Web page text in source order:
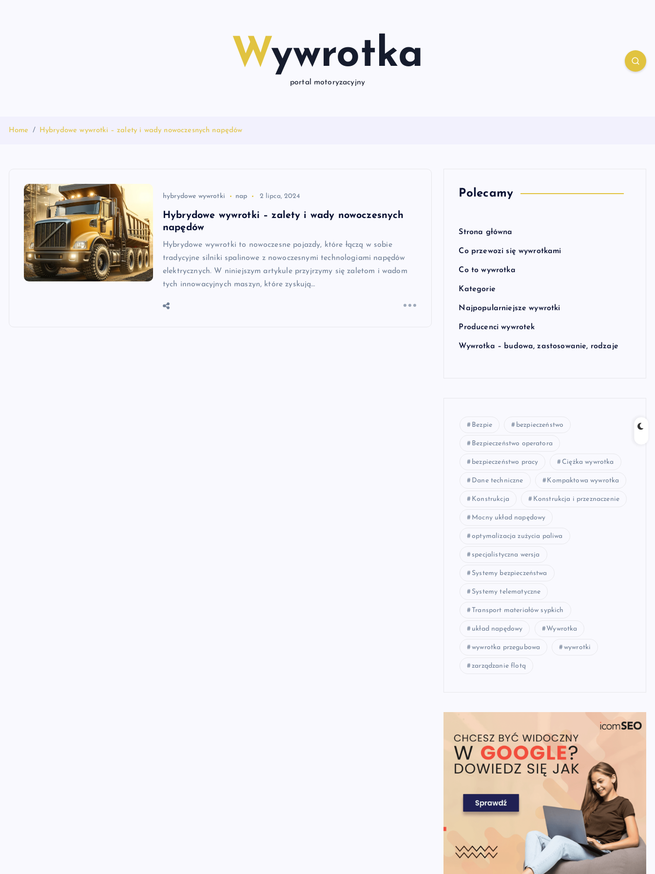
Wywrotka
portal motoryzacyjny
Home Hybrydowe wywrotki – zalety i wady nowoczesnych napędów
hybrydowe wywrotki nap 2 lipca, 2024
Hybrydowe wywrotki – zalety i wady nowoczesnych
napędów
Hybrydowe wywrotki to nowoczesne pojazdy, które łączą w sobie
tradycyjne silniki spalinowe z nowoczesnymi technologiami napędów
elektrycznych. W niniejszym artykule przyjrzymy się zaletom i wadom
tych innowacyjnych maszyn, które zyskują…
Polecamy
Strona główna
Co przewozi się wywrotkami
Co to wywrotka
Kategorie
Najpopularniejsze wywrotki
Producenci wywrotek
Wywrotka – budowa, zastosowanie, rodzaje
Bezpie bezpieczeństwo
Bezpieczeństwo operatora
bezpieczeństwo pracy Ciężka wywrotka
Dane techniczne Kompaktowa wywrotka
Konstrukcja Konstrukcja i przeznaczenie
Mocny układ napędowy
optymalizacja zużycia paliwa
specjalistyczna wersja
Systemy bezpieczeństwa
Systemy telematyczne
Transport materiałów sypkich
układ napędowy Wywrotka
wywrotka przegubowa wywrotki
zarządzanie flotą